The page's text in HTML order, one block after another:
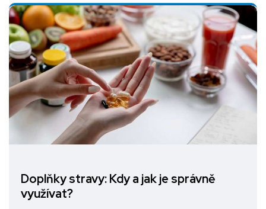
Doplňky stravy: Kdy a jak je správně
využívat?